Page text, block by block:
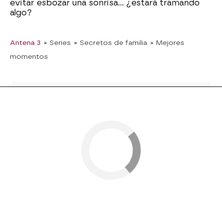
evitar esbozar una sonrisa... ¿estará tramando
algo?
Antena 3 » Series » Secretos de familia » Mejores
momentos